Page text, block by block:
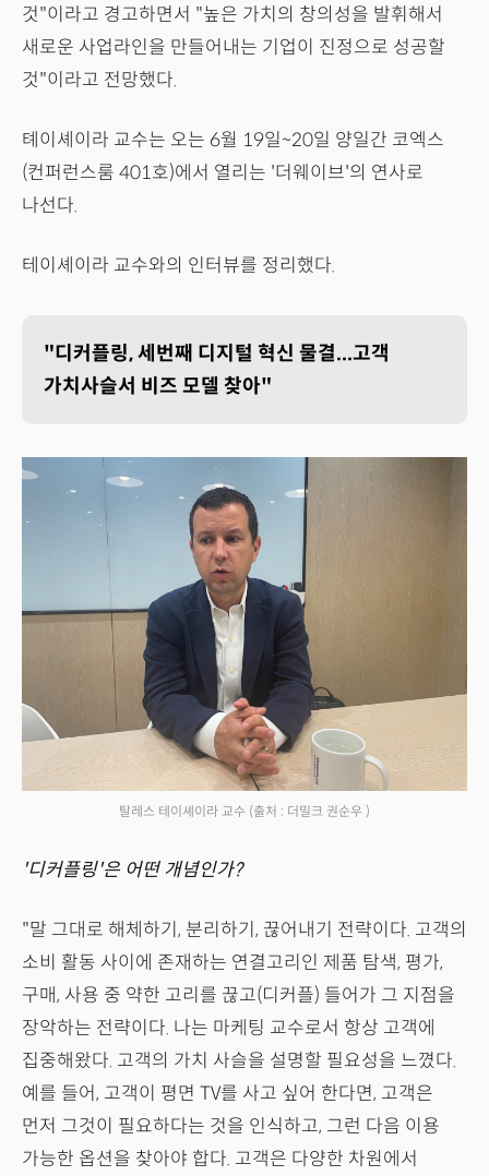
것"이라고 경고하면서 "높은 가치의 창의성을 발휘해서
새로운 사업라인을 만들어내는 기업이 진정으로 성공할
것"이라고 전망했다.
톄이셰이라 교수는 오는 6월 19일~20일 양일간 코엑스
(컨퍼런스룸 401호)에서 열리는 '더웨이브'의 연사로
나선다.
테이셰이라 교수와의 인터뷰를 정리했다.
"디커플링, 세번째 디지털 혁신 물결...고객
가치사슬서 비즈 모델 찾아"
탈레스 테이셰이라 교수 (출처 : 더밀크 권순우 )
'디커플링'은 어떤 개념인가?
"말 그대로 해체하기, 분리하기, 끊어내기 전략이다. 고객의
소비 활동 사이에 존재하는 연결고리인 제품 탐색, 평가,
구매, 사용 중 약한 고리를 끊고(디커플) 들어가 그 지점을
장악하는 전략이다. 나는 마케팅 교수로서 항상 고객에
집중해왔다. 고객의 가치 사슬을 설명할 필요성을 느꼈다.
예를 들어, 고객이 평면 TV를 사고 싶어 한다면, 고객은
먼저 그것이 필요하다는 것을 인식하고, 그런 다음 이용
가능한 옵션을 찾아야 합다. 고객은 다양한 차원에서